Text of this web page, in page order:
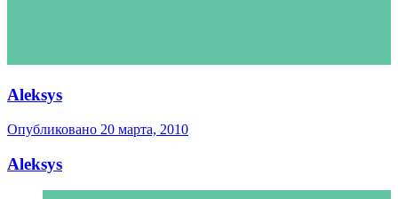
Aleksys
Опубликовано 20 марта, 2010
Aleksys